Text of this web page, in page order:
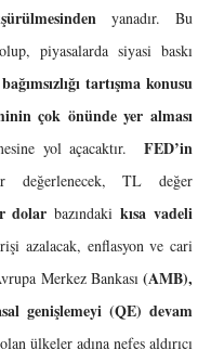
yanadır. Bu
olup, piyasalarda siyasi baskı
tartışma konusu
çok önünde yer alması
yol açacaktır. FED’in
değerlenecek, TL değer
dolar bazındakikısa vadeli
azalacak, enflasyon ve cari
Merkez Bankası (AMB),
genişlemeyi (QE) devam
ülkeler adına nefes aldırıcı